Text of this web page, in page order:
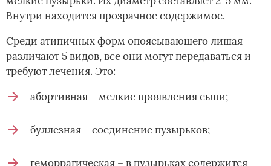
Внутри находится прозрачное содержимое.
Среди атипичных форм опоясывающего лишая
различают 5 видов, все они могут передаваться и
требуют лечения. Это:
абортивная – мелкие проявления сыпи;
буллезная – соединение пузырьков;
геморрагическая – в пузырьках содержится